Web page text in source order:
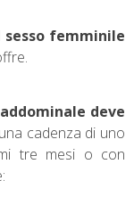
femminile
deve
cadenza di uno
tre mesi o con